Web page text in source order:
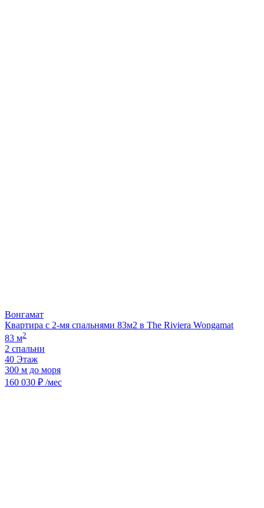
Вонгамат
Квартира с 2-мя спальнями 83м2 в The Riviera Wongamat
83 м2
2 спальни
40 Этаж
300 м до моря
160 030 ₽ /мес